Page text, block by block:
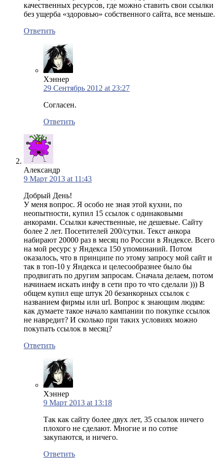
качественных ресурсов, где можно ставить свои ссылки
без ущерба «здоровью» собственного сайта, все меньше.
Ответить
Хэннер
29 Сентябрь 2012 at 23:27
Согласен.
Ответить
Александр
9 Март 2013 at 11:43
Добрый День!
У меня вопрос. Я особо не зная этой кухни, по
неопытности, купил 15 ссылок с одинаковыми
анкорами. Ссылки качественные, не дешевые. Сайту
более 2 лет. Посетителей 200/сутки. Текст анкора
набирают 20000 раз в месяц по России в Яндексе. Всего
на мой ресурс у Яндекса 150 упоминаний. Потом
оказалось, что в принципе по этому запросу мой сайт и
так в топ-10 у Яндекса и целесообразнее было бы
продвигать по другим запросам. Сначала делаем, потом
начинаем искать инфу в сети про то что сделали ))) В
общем купил еще штук 20 безанкорных ссылок с
названием фирмы или url. Вопрос к знающим людям:
как думаете такое начало кампании по покупке ссылок
не навредит? И сколько при таких условиях можно
покупать ссылок в месяц?
Ответить
Хэннер
9 Март 2013 at 13:18
Так как сайту более двух лет, 35 ссылок ничего
плохого не сделают. Многие и по сотне
закупаются, и ничего.
Ответить